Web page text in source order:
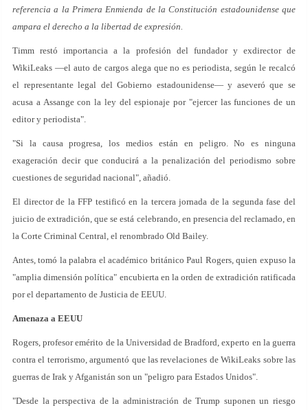
referencia a la Primera Enmienda de la Constitución estadounidense que
ampara el derecho a la libertad de expresión.
Timm restó importancia a la profesión del fundador y exdirector de
WikiLeaks —el auto de cargos alega que no es periodista, según le recalcó
el representante legal del Gobierno estadounidense— y aseveró que se
acusa a Assange con la ley del espionaje por "ejercer las funciones de un
editor y periodista".
"Si la causa progresa, los medios están en peligro. No es ninguna
exageración decir que conducirá a la penalización del periodismo sobre
cuestiones de seguridad nacional", añadió.
El director de la FFP testificó en la tercera jornada de la segunda fase del
juicio de extradición, que se está celebrando, en presencia del reclamado, en
la Corte Criminal Central, el renombrado Old Bailey.
Antes, tomó la palabra el académico británico Paul Rogers, quien expuso la
"amplia dimensión política" encubierta en la orden de extradición ratificada
por el departamento de Justicia de EEUU.
Amenaza a EEUU
Rogers, profesor emérito de la Universidad de Bradford, experto en la guerra
contra el terrorismo, argumentó que las revelaciones de WikiLeaks sobre las
guerras de Irak y Afganistán son un "peligro para Estados Unidos".
"Desde la perspectiva de la administración de Trump suponen un riesgo